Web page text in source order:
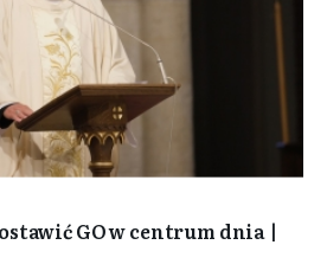
GO w centrum dnia |